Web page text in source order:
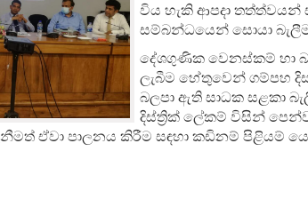
විය හැකි ආපදා තත්ත්වයන්
සම්බන්ධයෙන් සොයා
දේශගුණික වෙනස්කම් හා
ලැබීම හේතුවෙන් ගම්පහ
බලපා ඇති සාධක සළකා
දිස්ත්‍රික් ලේකම් විසින්
ඒවා පාලනය කිරීම සඳහා කඩිනම් පිළියම්